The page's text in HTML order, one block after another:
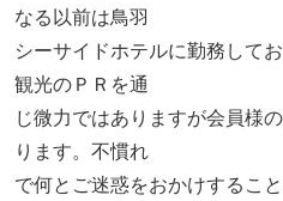
なる以前は鳥羽
シーサイドホテルに勤務して
観光のＰＲを通
じ微力ではありますが会員様
ります。不慣れ
で何とご迷惑をおかけするこ